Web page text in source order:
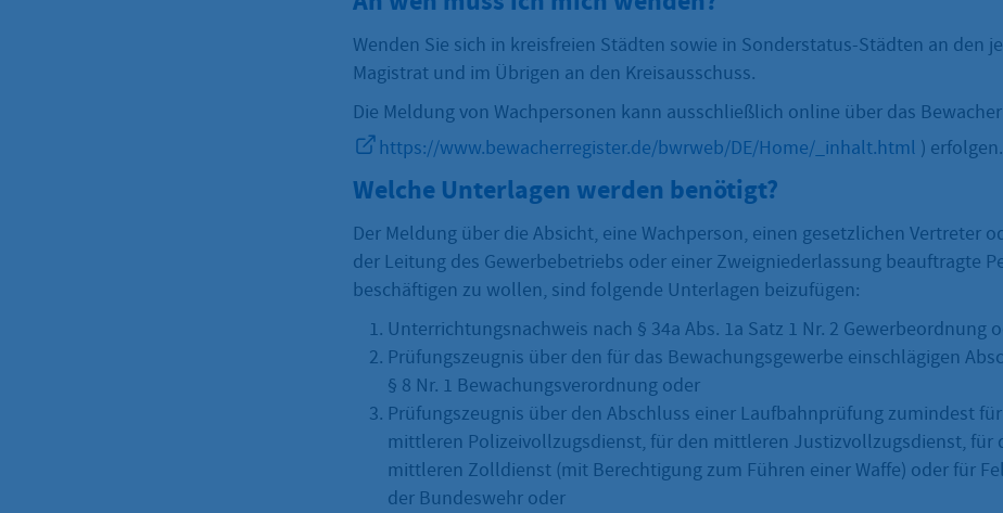
Wenden Sie sich in kreisfreien Städten sowie in Sonderstatus-Städten an den
Magistrat und im Übrigen an den Kreisausschuss.
Die Meldung von Wachpersonen kann ausschließlich online über das
https://www.bewacherregister.de/bwrweb/DE/Home/_inhalt.html ) erfolgen.
Welche Unterlagen werden benötigt?
Der Meldung über die Absicht, eine Wachperson, einen gesetzlichen Vertreter
der Leitung des Gewerbebetriebs oder einer Zweigniederlassung beauftragte
beschäftigen zu wollen, sind folgende Unterlagen beizufügen:
Unterrichtungsnachweis nach § 34a Abs. 1a Satz 1 Nr. 2 Gewerbeordnung
Prüfungszeugnis über den für das Bewachungsgewerbe einschlägigen
§ 8 Nr. 1 Bewachungsverordnung oder
Prüfungszeugnis über den Abschluss einer Laufbahnprüfung zumindest
mittleren Polizeivollzugsdienst, für den mittleren Justizvollzugsdienst, für
mittleren Zolldienst (mit Berechtigung zum Führen einer Waffe) oder für
der Bundeswehr oder